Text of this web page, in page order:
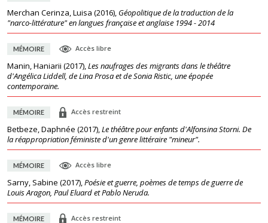
Merchan Cerinza, Luisa (2016), Géopolitique de la traduction de la
"narco-littérature" en langues française et anglaise 1994 - 2014
MÉMOIRE Accès libre
Manin, Haniarii (2017),Les naufrages des migrants dans le théâtre
d'Angélica Liddell, de Lina Prosa et de Sonia Ristic, une épopée
contemporaine.
MÉMOIRE Accès restreint
Betbeze, Daphnée (2017),Le théâtre pour enfants d'Alfonsina Storni. De
la réappropriation féministe d'un genre littéraire "mineur".
MÉMOIRE Accès libre
Sarny, Sabine (2017),Poésie et guerre, poèmes de temps de guerre de
Louis Aragon, Paul Eluard et Pablo Neruda.
MÉMOIRE Accès restreint